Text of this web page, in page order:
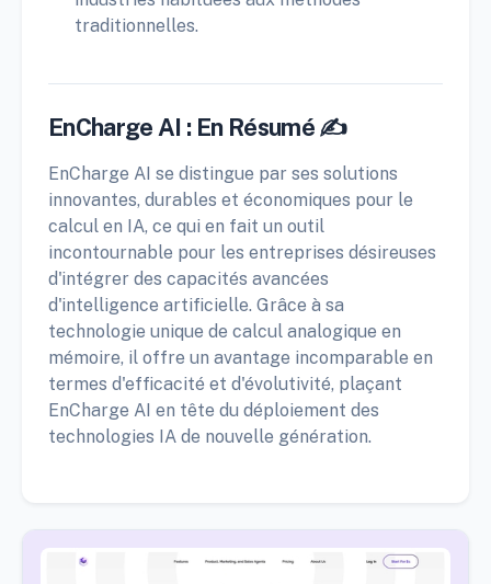
traditionnelles.
EnCharge AI : En Résumé ✍️
EnCharge AI se distingue par ses solutions
innovantes, durables et économiques pour le
calcul en IA, ce qui en fait un outil
incontournable pour les entreprises désireuses
d'intégrer des capacités avancées
d'intelligence artificielle. Grâce à sa
technologie unique de calcul analogique en
mémoire, il offre un avantage incomparable en
termes d'efficacité et d'évolutivité, plaçant
EnCharge AI en tête du déploiement des
technologies IA de nouvelle génération.